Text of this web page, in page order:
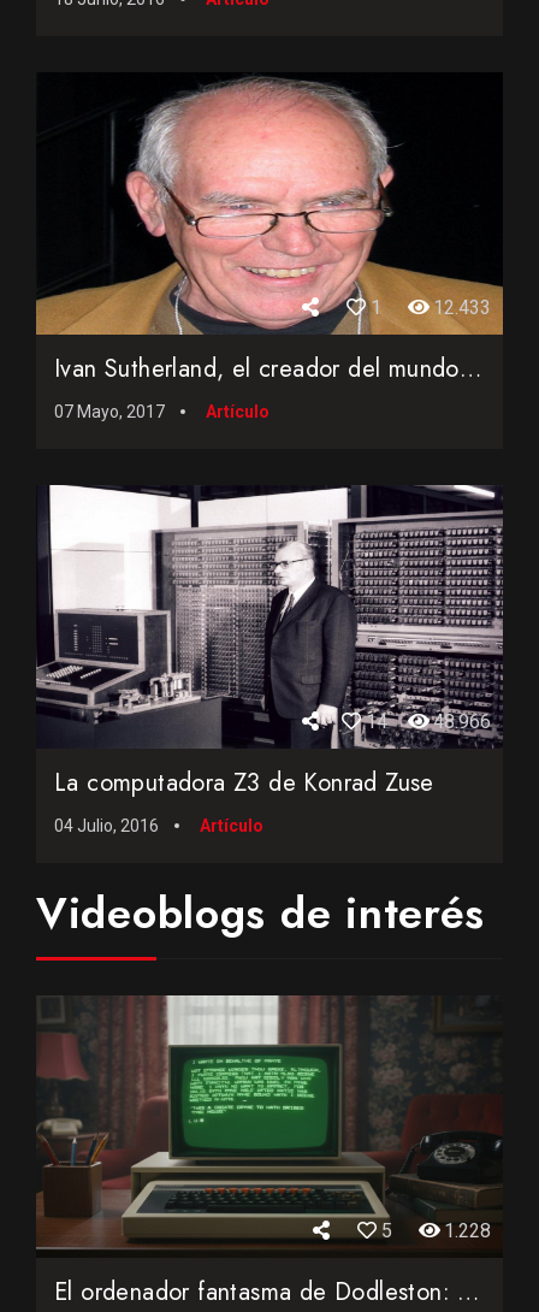
1 12.433
Ivan Sutherland, el creador del mundo gráfico
07 Mayo, 2017 Artículo
14 48.966
La computadora Z3 de Konrad Zuse
04 Julio, 2016 Artículo
Videoblogs de interés
5 1.228
El ordenador fantasma de Dodleston: un misterio retro en un ...